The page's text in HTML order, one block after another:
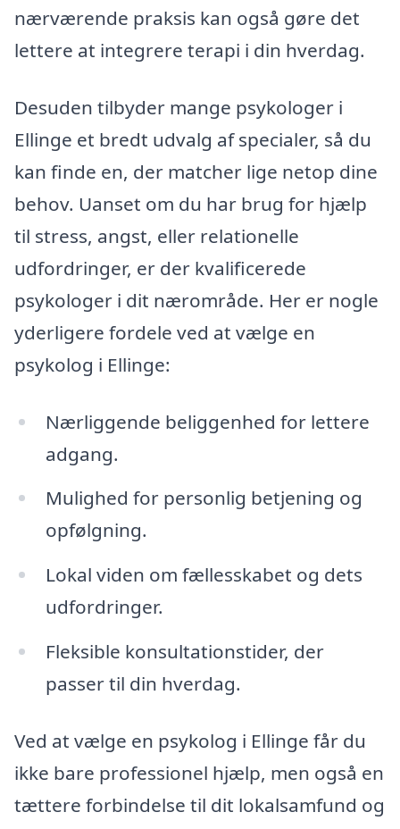
nærværende praksis kan også gøre det
lettere at integrere terapi i din hverdag.
Desuden tilbyder mange psykologer i
Ellinge et bredt udvalg af specialer, så du
kan finde en, der matcher lige netop dine
behov. Uanset om du har brug for hjælp
til stress, angst, eller relationelle
udfordringer, er der kvalificerede
psykologer i dit nærområde. Her er nogle
yderligere fordele ved at vælge en
psykolog i Ellinge:
Nærliggende beliggenhed for lettere
adgang.
Mulighed for personlig betjening og
opfølgning.
Lokal viden om fællesskabet og dets
udfordringer.
Fleksible konsultationstider, der
passer til din hverdag.
Ved at vælge en psykolog i Ellinge får du
ikke bare professionel hjælp, men også en
tættere forbindelse til dit lokalsamfund og